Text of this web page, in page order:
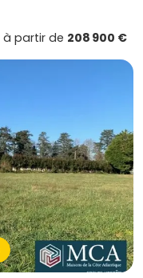
à partir de 208 900 €